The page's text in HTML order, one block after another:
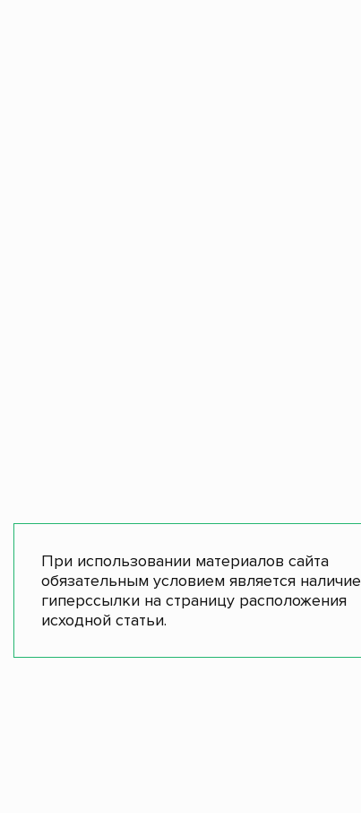
При использовании материалов сайта
обязательным условием является наличие
гиперссылки на страницу расположения
исходной статьи.